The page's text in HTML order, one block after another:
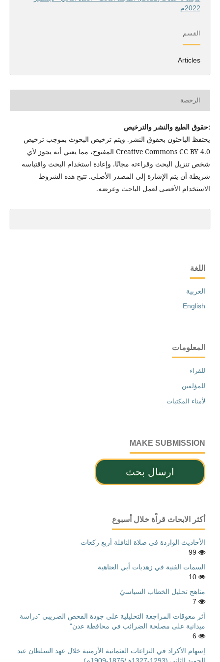
2022م
القسم
Articles
الرخصة
:حقوق الطبع والنشر والترخيص
يحتفظ الباحثون بحقوق النشر. ويتم ترخيص البحوث بموجب ترخيص
Creative Commons CC BY 4.0 المفتوح، مما يعني أنه يجوز لأي
شخص تنزيل البحث وقراءته مجانًا. وإعادة استخدام البحث واقتباسه
شريطة أن يتم الإشارة إلى المصدر الأصلي. تتيح هذه الشروط
الاستخدام الأقصى لعمل الباحث وعرضه.
اللغة
العربية
English
المعلومات
للقراء
للمؤلفين
لأمناء المكتبات
MAKE SUBMISSION
ارسال بحث
أكثر الابحاث قراْة خلال أسبوع
الأحاديث الواردة في صلاة النافلة أربع ركعات
السمات الفنية في زهديات أبي العتاهية
مناهج تحليل الخطاب السياسيّ
أثر معوقات المراجعة التحليلية على جودة الفحص الضريبي "دراسة
ميدانية على مصلحة الضرائب في محافظة عدن"
إسهام الأكراد في النزاعات العثمانية الأرمنية خلال عهد السلطان عبد